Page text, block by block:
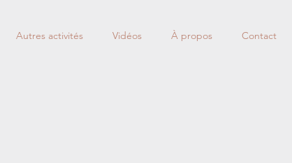
Autres activités Vidéos À propos Contact